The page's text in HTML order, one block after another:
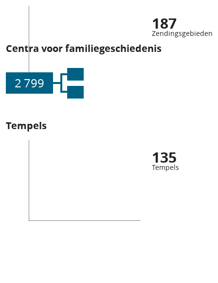
187
Zendingsgebieden
Centra voor familiegeschiedenis
2 799
Tempels
135
Tempels